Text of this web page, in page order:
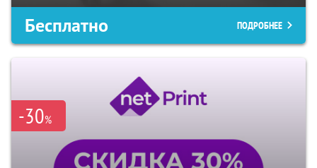
Бесплатно ПОДРОБНЕЕ
-30%